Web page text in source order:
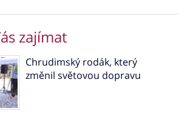
zajímat
Chrudimský rodák, který
změnil světovou dopravu